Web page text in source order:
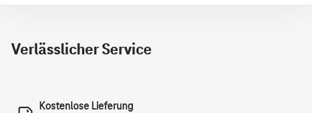
Verlässlicher Service
Kostenlose Lieferung